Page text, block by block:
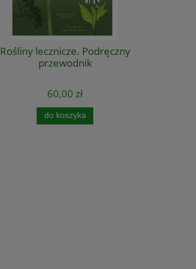
Rośliny lecznicze. Podręczny
przewodnik
60,00 zł
do koszyka